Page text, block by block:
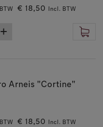
€ 18,50 Incl. BTW
Arneis "Cortine"
€ 18,50 Incl. BTW